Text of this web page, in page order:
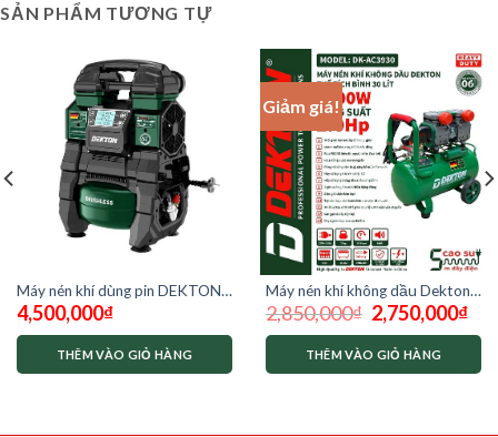
SẢN PHẨM TƯƠNG TỰ
Máy nén khí dùng pin DEKTON
M21-NK02BL ( chưa có pin sạc)
4,500,000₫
THÊM VÀO GIỎ HÀNG
Giảm giá!
Máy nén khí không dầu Dekton
2hp DK AC 3930 – 30L
2,850,000₫ Giá
gốc
là:
2,850,000₫.
2,750,000₫Giá
hiện
tại
THÊM VÀO GIỎ HÀNG